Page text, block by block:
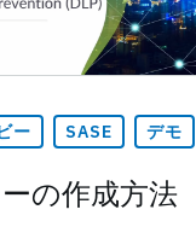
ー SASE デモ
の作成方法